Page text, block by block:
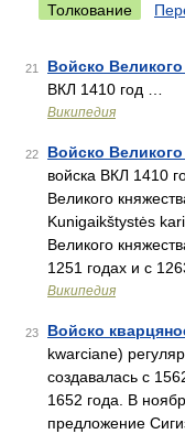
Толкование
21 Войско
ВКЛ 1410 год …
Википедия
22 Войско
войска ВКЛ 1410
Великого
Kunigaikštystės
Великого
1251 годах и с
Википедия
23 Войско
kwarciane)
создавалась с
1652 года. В
предложение